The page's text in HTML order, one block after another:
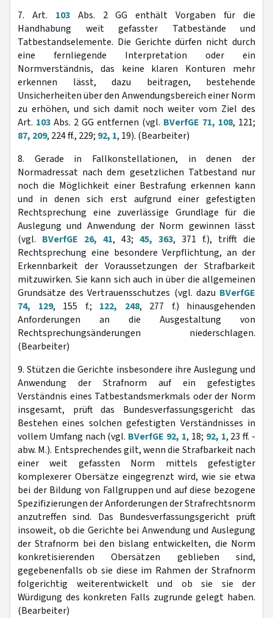
7. Art. 103Abs. 2 GG enthält Vorgaben für die
Handhabung weit gefasster Tatbestände und
Tatbestandselemente. Die Gerichte dürfen nicht durch
eine fernliegende Interpretation oder ein
Normverständnis, das keine klaren Konturen mehr
erkennen lässt, dazu beitragen, bestehende
Unsicherheiten über den Anwendungsbereich einer Norm
zu erhöhen, und sich damit noch weiter vom Ziel des
Art. 103 Abs. 2 GG entfernen (vgl. BVerfGE 71, 108, 121;
87, 209, 224 ff., 229; 92, 1, 19). (Bearbeiter)
8. Gerade in Fallkonstellationen, in denen der
Normadressat nach dem gesetzlichen Tatbestand nur
noch die Möglichkeit einer Bestrafung erkennen kann
und in denen sich erst aufgrund einer gefestigten
Rechtsprechung eine zuverlässige Grundlage für die
Auslegung und Anwendung der Norm gewinnen lässt
(vgl. BVerfGE 26, 41, 43; 45, 363, 371 f.), trifft die
Rechtsprechung eine besondere Verpflichtung, an der
Erkennbarkeit der Voraussetzungen der Strafbarkeit
mitzuwirken. Sie kann sich auch in über die allgemeinen
Grundsätze des Vertrauensschutzes (vgl. dazu BVerfGE
74, 129, 155 f.; 122, 248, 277 f.) hinausgehenden
Anforderungen an die Ausgestaltung von
Rechtsprechungsänderungen niederschlagen.
(Bearbeiter)
9. Stützen die Gerichte insbesondere ihre Auslegung und
Anwendung der Strafnorm auf ein gefestigtes
Verständnis eines Tatbestandsmerkmals oder der Norm
insgesamt, prüft das Bundesverfassungsgericht das
Bestehen eines solchen gefestigten Verständnisses in
vollem Umfang nach (vgl. BVerfGE 92, 1, 18; 92, 1, 23 ff. -
abw. M.). Entsprechendes gilt, wenn die Strafbarkeit nach
einer weit gefassten Norm mittels gefestigter
komplexerer Obersätze eingegrenzt wird, wie sie etwa
bei der Bildung von Fallgruppen und auf diese bezogene
Spezifizierungen der Anforderungen der Strafrechtsnorm
anzutreffen sind. Das Bundesverfassungsgericht prüft
insoweit, ob die Gerichte bei Anwendung und Auslegung
der Strafnorm bei den bislang entwickelten, die Norm
konkretisierenden Obersätzen geblieben sind,
gegebenenfalls ob sie diese im Rahmen der Strafnorm
folgerichtig weiterentwickelt und ob sie sie der
Würdigung des konkreten Falls zugrunde gelegt haben.
(Bearbeiter)